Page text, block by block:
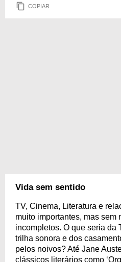
COPIAR
Vida sem sentido
TV, Cinema, Literatura e
muito importantes, mas sem
incompletos. O que seria da
trilha sonora e dos
pelos noivos? Até Jane
clássicos literários como